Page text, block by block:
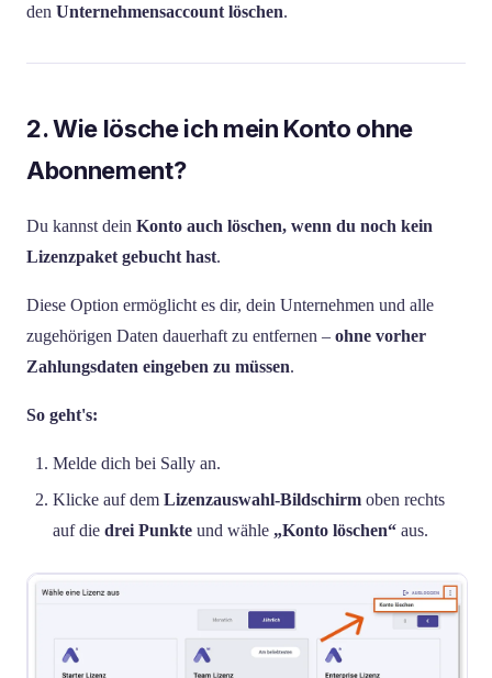
den Unternehmensaccount löschen.
2. Wie lösche ich mein Konto ohne
Abonnement?
Du kannst dein Konto auch löschen, wenn du noch kein
Lizenzpaket gebucht hast.
Diese Option ermöglicht es dir, dein Unternehmen und alle
zugehörigen Daten dauerhaft zu entfernen – ohne vorher
Zahlungsdaten eingeben zu müssen.
So geht's:
Melde dich bei Sally an.
Klicke auf dem Lizenzauswahl-Bildschirm oben rechts
auf die drei Punkte und wähle „Konto löschen“ aus.